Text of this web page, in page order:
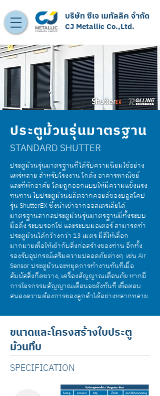
CJ Metallic Co.,Ltd.
บริษัท ซีเจ เมทัลลิค จำกัด
ประตูม้วนรุ่นมาตรฐาน
STANDARD SHUTTER
ประตูม้วนรุ่นมาตรฐานที่ได้รับความนิยมใช้อย่าง
แพร่หลาย สำหรับโรงงาน โกดัง อาคารพาณิชย์
และที่พักอาศัย โดยถูกออกแบบให้มีความแข็งแรง
ทนทาน ใบประตูม้วนผลิตจากคอยล์ของบลูสโคป
รุ่น ShutterEX ซึ่งนำเข้าจากออสเตรเลียได้
มาตรฐานสากลประตูม้วนรุ่นมาตรฐานมีทั้งระบบ
มือดึง ระบบรอกโซ่ และระบบมอเตอร์ สามารถทำ
ประตูม้วนได้กว้างกว่า 13 เมตร มีสีให้เลือก
มากมายเพื่อให้เข้ากับสิ่งก่อสร้างของท่าน อีกทั้ง
รองรับอุปกรณ์เสริมความปลอดภัยต่างๆ เช่น Air
Sensor ประตูม้วนจะหยุดการทำงานทันทีเมื่อ
สัมผัสสิ่งกีดขวาง, เครื่องสัญญาณเตือนภัย หากมี
การโจรกรรมสัญญาณเตือนจะดังทันที เพื่อตอบ
สนองความต้องการของลูกค้าได้อย่างหลากหลาย
ขนาดและโครงสร้างใบประตู
ม้วนทึบ
SPECIFICATION